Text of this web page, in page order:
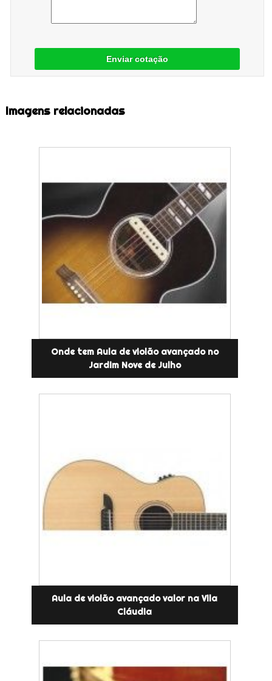
Enviar cotação
Imagens relacionadas
Onde tem Aula de violão avançado no
Jardim Nove de Julho
Aula de violão avançado valor na Vila
Cláudia